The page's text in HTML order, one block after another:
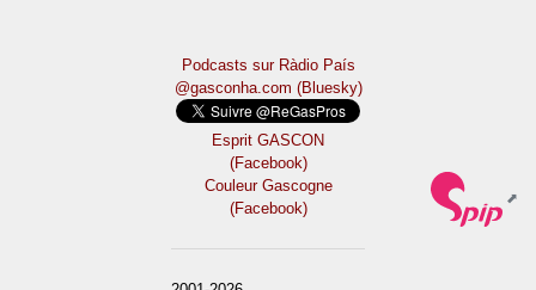
Podcasts sur Ràdio País
@gasconha.com (Bluesky)
Esprit GASCON
(Facebook)
Couleur Gascogne
(Facebook)